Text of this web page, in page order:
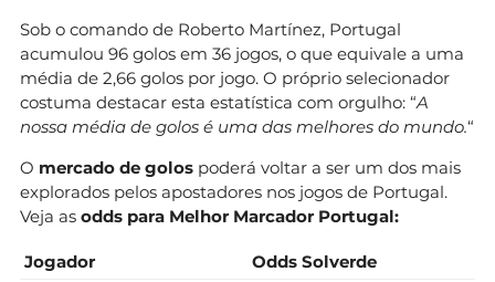
Sob o comando de Roberto Martínez, Portugal
acumulou 96 golos em 36 jogos, o que equivale a uma
média de 2,66 golos por jogo. O próprio selecionador
costuma destacar esta estatística com orgulho: “A
nossa média de golos é uma das melhores do mundo.“
O mercado de golos poderá voltar a ser um dos mais
explorados pelos apostadores nos jogos de Portugal.
Veja as odds para Melhor Marcador Portugal:
Jogador
Odds Solverde